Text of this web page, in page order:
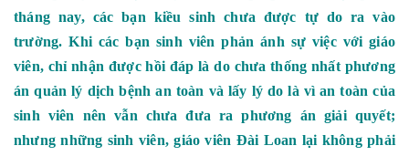
tháng nay, các bạn kiều sinh chưa được tự do ra vào
trường. Khi các bạn sinh viên phản ánh sự việc với giáo
viên, chỉ nhận được hồi đáp là do chưa thống nhất phương
án quản lý dịch bệnh an toàn và lấy lý do là vì an toàn của
sinh viên nên vẫn chưa đưa ra phương án giải quyết;
nhưng những sinh viên, giáo viên Đài Loan lại không phải